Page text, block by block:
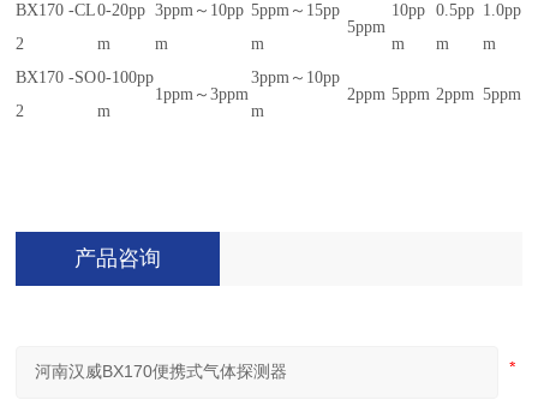
BX170 -CL
2
0-20pp
m
3ppm～10pp
m
5ppm～15pp
m
5ppm
10pp
m
0.5pp
m
1.0pp
m
BX170 -SO
2
0-100pp
m
1ppm～3ppm
3ppm～10pp
m
2ppm 5ppm 2ppm 5ppm
产品咨询